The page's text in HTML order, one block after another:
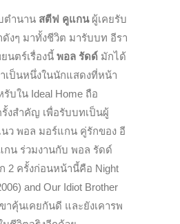
ตำนาน สตีฟ คูแกนผู้เคยรับ
งๆ มาทั้งชีวิต มารับบท อีรา
นตร์เรื่องนี้ พอล รัดด์ มักได้
เป็นหนึ่งในนักแสดงที่หน้า
บใน Ideal Home ถือ
งสำคัญ เพื่อรับบทเป็นผู้
ว พอล มอร์แกน คู่รักของ อี
น ร่วมงานกับ พอล รัดด์
2 ครั้งก่อนหน้านี้คือ Night
and Our Idiot Brother
าคุ้นเคยกันดี และยังเคารพ